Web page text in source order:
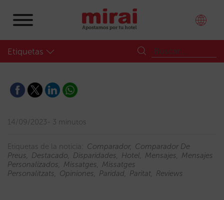
Etiquetas
14/09/2023 3 minutos
Etiquetas de la noticia: Comparador
Comparador De
Preus
Destacado Disparidades Hotel Mensajes
Mensajes
Personalizados
Missatges
Missatges
Personalitzats
Opiniones Paridad Paritat Reviews